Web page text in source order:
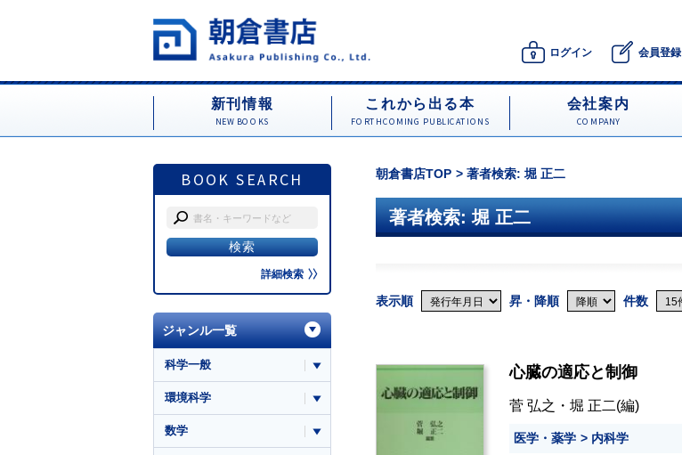
ログイン 会員登録
新刊情報
NEW BOOKS
これから出る本
FORTHCOMING PUBLICATIONS
会社案内
COMPANY
BOOK SEARCH
詳細検索
朝倉書店TOP 著者検索: 堀 正二
著者検索: 堀 正二
表示順 昇・降順 件数
心臓の適応と制御
菅 弘之 ・ 堀 正二(編)
医学・薬学 内科学
ジャンル一覧
科学一般
環境科学
数学